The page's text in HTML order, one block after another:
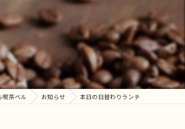
ーヒー
ーニング
ンチ
喫茶ベル お知らせ 本日の日替わりランチ